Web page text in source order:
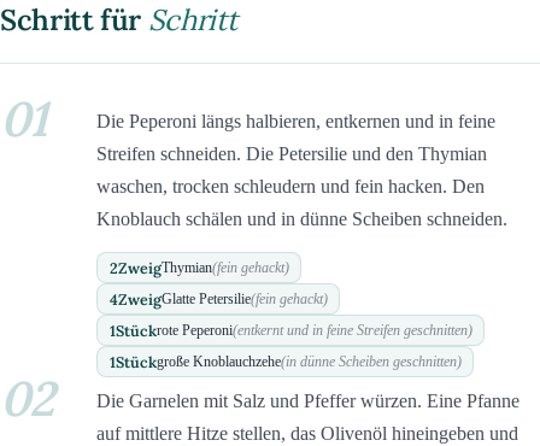
Schritt für Schritt
01
Die Peperoni längs halbieren, entkernen und in feine
Streifen schneiden. Die Petersilie und den Thymian
waschen, trocken schleudern und fein hacken. Den
Knoblauch schälen und in dünne Scheiben schneiden.
2ZweigThymian(fein gehackt)
4ZweigGlatte Petersilie(fein gehackt)
1Stückrote Peperoni(entkernt und in feine Streifen geschnitten)
1Stückgroße Knoblauchzehe(in dünne Scheiben geschnitten)
02
Die Garnelen mit Salz und Pfeffer würzen. Eine Pfanne
auf mittlere Hitze stellen, das Olivenöl hineingeben und